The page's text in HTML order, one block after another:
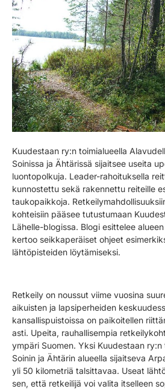
Kuudestaan ry:n toimialueella
Soinissa ja Ähtärissä sijaitsee useita
luontopolkuja. Leader-rahoituksella
kunnostettu sekä rakennettu reiteille
taukopaikkoja.
kohteisiin pääsee tutustumaan
Lähelle-blogissa. Blogi esittelee
kertoo seikkaperäiset ohjeet
lähtöpisteiden löytämiseksi.
Retkeily on noussut viime vuosina
aikuisten ja lapsiperheiden
kansallispuistoissa on paikoitellen
asti. Upeita, rauhallisempia
ympäri Suomen. Yksi Kuudestaan
Soinin ja Ähtärin alueella sijaitseva
yli 50 kilometriä talsittavaa. Useat
sen, että retkeilijä voi valita itselleen